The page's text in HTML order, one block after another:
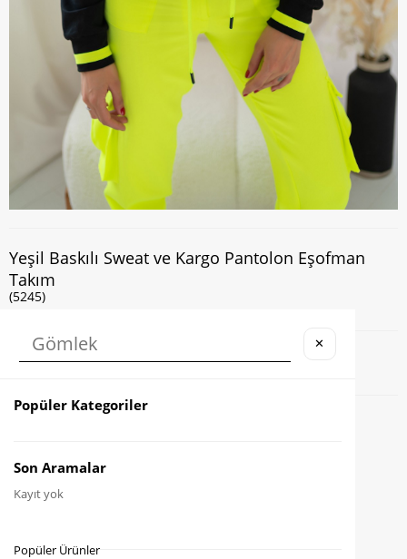
Yeşil Baskılı Sweat ve Kargo Pantolon Eşofman
Takım
(5245)
Kapıda Nakit veya Kart ile Ödeme İmkanı
Karşılaştır
Fiyat Düşünce Haber Ver
✕
Popüler Kategoriler
Son Aramalar
Kayıt yok
Popüler Ürünler